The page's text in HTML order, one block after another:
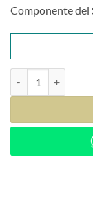
Componente del